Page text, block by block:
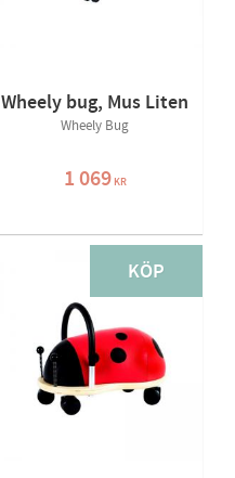
Wheely bug, Mus Liten
Wheely Bug
1 069KR
KÖP